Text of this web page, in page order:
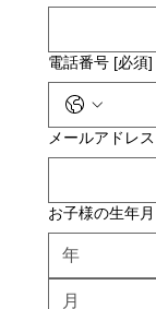
電話番号 [必須]